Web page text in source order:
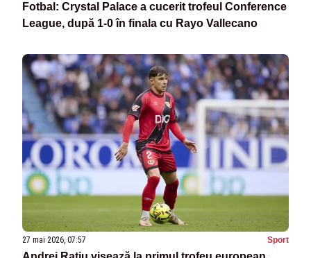
Fotbal: Crystal Palace a cucerit trofeul Conference
League, după 1-0 în finala cu Rayo Vallecano
27 mai 2026, 07:57 Sport